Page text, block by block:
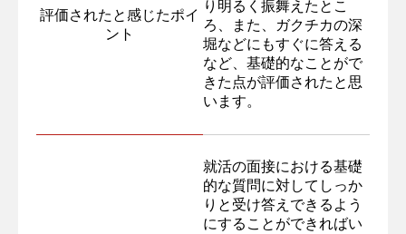
評価されたと感じたポイ
ント
り明るく振舞えたとこ
ろ、また、ガクチカの深
堀などにもすぐに答える
など、基礎的なことがで
きた点が評価されたと思
います。
就活の面接における基礎
的な質問に対してしっか
りと受け答えできるよう
にすることができればい